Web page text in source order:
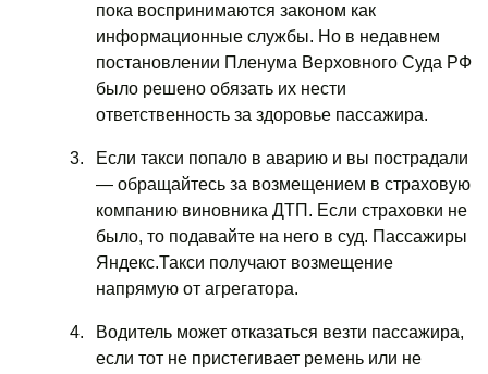
пока воспринимаются законом как
информационные службы. Но в недавнем
постановлении Пленума Верховного Суда РФ
было решено обязать их нести
ответственность за здоровье пассажира.
Если такси попало в аварию и вы пострадали
— обращайтесь за возмещением в страховую
компанию виновника ДТП. Если страховки не
было, то подавайте на него в суд. Пассажиры
Яндекс.Такси получают возмещение
напрямую от агрегатора.
Водитель может отказаться везти пассажира,
если тот не пристегивает ремень или не